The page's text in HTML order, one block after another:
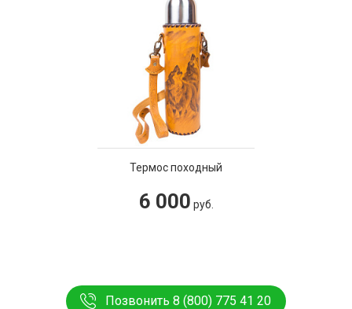
Термос походный
6 000 руб.
Позвонить 8 (800) 775 41 20